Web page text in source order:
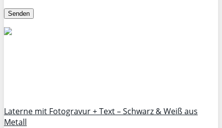
Laterne mit Fotogravur + Text – Schwarz & Weiß aus
Metall